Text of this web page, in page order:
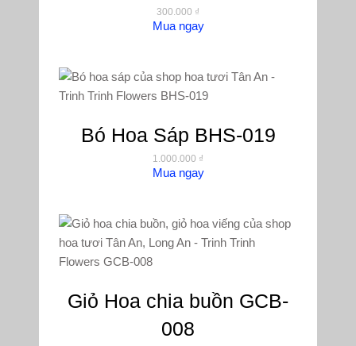
300.000 ₫
Mua ngay
Bó Hoa Sáp BHS-019
1.000.000 ₫
Mua ngay
Giỏ Hoa chia buồn GCB-
008